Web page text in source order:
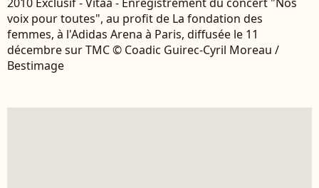
voix pour toutes", au profit de La fondation des
femmes, à l'Adidas Arena à Paris, diffusée le 11
décembre sur TMC © Coadic Guirec-Cyril Moreau /
Bestimage